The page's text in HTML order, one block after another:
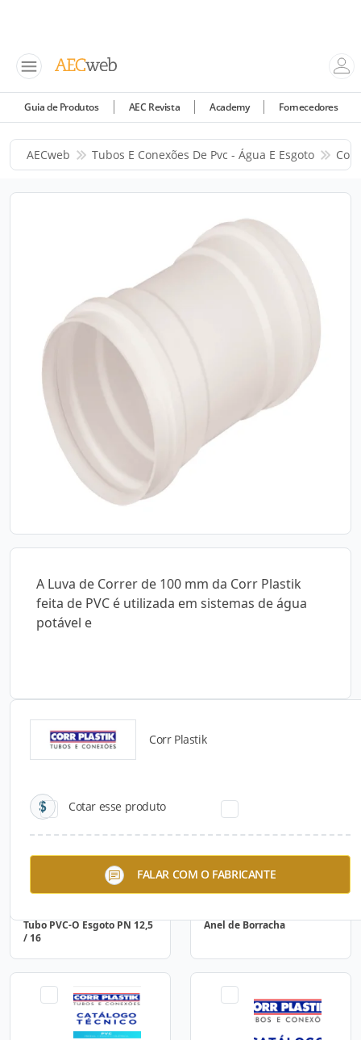
Guia de Produtos AEC Revista Academy Fornecedores
AECweb Tubos E Conexões De Pvc - Água E Esgoto
A Luva de Correr de 100 mm da Corr Plastik
feita de PVC é utilizada em sistemas de água
potável e
Corr Plastik
Cotar esse produto
FALAR COM O FABRICANTE
Catálogos para Download
Tubo PVC-O Esgoto PN 12,5
/ 16
Anel de Borracha